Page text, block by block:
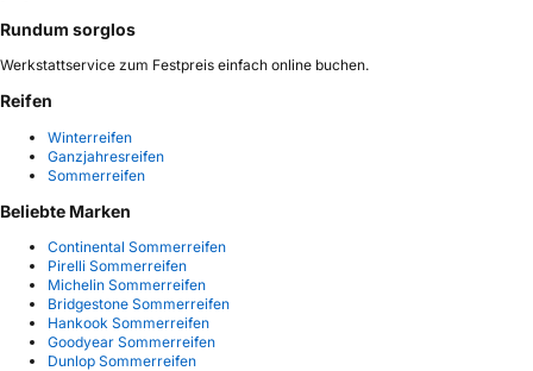
Rundum sorglos
Werkstattservice zum Festpreis einfach online buchen.
Reifen
Winterreifen
Ganzjahresreifen
Sommerreifen
Beliebte Marken
Continental Sommerreifen
Pirelli Sommerreifen
Michelin Sommerreifen
Bridgestone Sommerreifen
Hankook Sommerreifen
Goodyear Sommerreifen
Dunlop Sommerreifen